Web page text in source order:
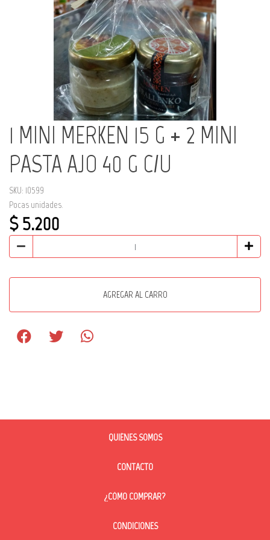
1 MINI MERKEN 15 G + 2 MINI
PASTA AJO 40 G C/U
SKU: 10599
Pocas unidades.
$ 5.200
AGREGAR AL CARRO
QUIÉNES SOMOS
CONTACTO
¿CÓMO COMPRAR?
CONDICIONES